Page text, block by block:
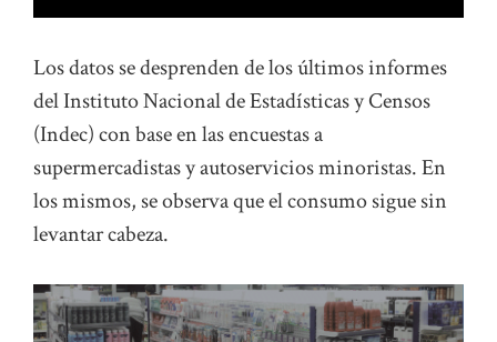
Los datos se desprenden de los últimos informes
del Instituto Nacional de Estadísticas y Censos
(Indec) con base en las encuestas a
supermercadistas y autoservicios minoristas. En
los mismos, se observa que el consumo sigue sin
levantar cabeza.